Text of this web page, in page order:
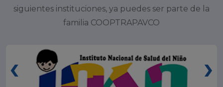
siguientes instituciones, ya puedes ser parte de la
familia COOPTRAPAVCO
‹ ›